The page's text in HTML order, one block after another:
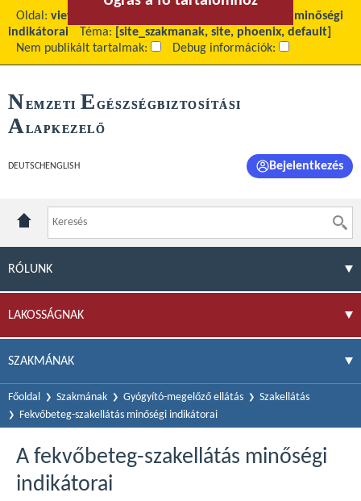
Oldal: view
A fekvőbeteg-szakellátás minőségi
indikátorai
Téma:
[site_szakmanak, site, phoenix, default]
Nem publikált tartalmak:
Debug információk:
NEMZETI E GÉSZSÉGBIZTOSÍTÁSI
ALAPKEZELŐ
DEUTSCH ENGLISH Bejelentkezés
RÓLUNK
LAKOSSÁGNAK
SZAKMÁNAK
Főoldal Szakmának Gyógyító-megelőző ellátás
Szakellátás
Fekvőbeteg-szakellátás minőségi indikátorai
A fekvőbeteg-szakellátás minőségi
indikátorai